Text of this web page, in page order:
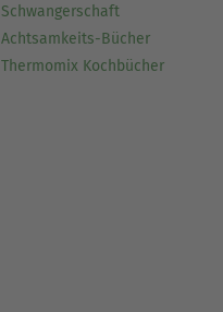
Schwangerschaft
Achtsamkeits-Bücher
Thermomix Kochbücher